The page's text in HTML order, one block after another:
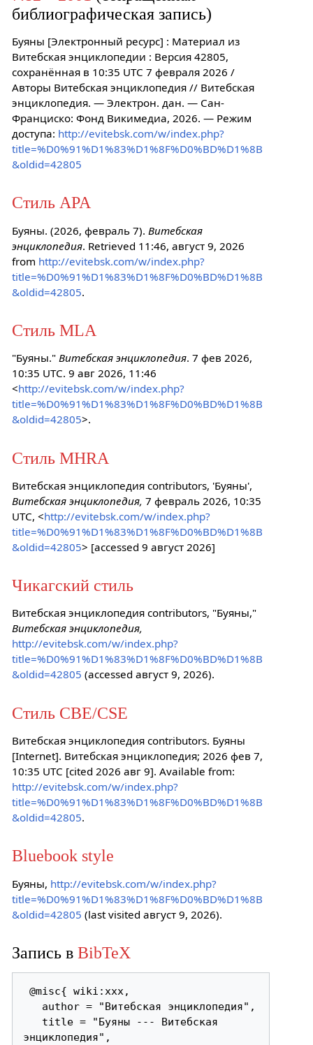
библиографическая запись)
Буяны [Электронный ресурс] : Материал из
Витебская энциклопедии : Версия 42805,
сохранённая в 10:35 UTC 7 февраля 2026 /
Авторы Витебская энциклопедия // Витебская
энциклопедия. — Электрон. дан. — Сан-
Франциско: Фонд Викимедиа, 2026. — Режим
доступа: http://evitebsk.com/w/index.php?
title=%D0%91%D1%83%D1%8F%D0%BD%D1%8B
&oldid=42805
Стиль APA
Буяны. (2026, февраль 7). Витебская
энциклопедия. Retrieved 11:46, август 9, 2026
from http://evitebsk.com/w/index.php?
title=%D0%91%D1%83%D1%8F%D0%BD%D1%8B
&oldid=42805.
Стиль MLA
"Буяны." Витебская энциклопедия. 7 фев 2026,
10:35 UTC. 9 авг 2026, 11:46
<http://evitebsk.com/w/index.php?
title=%D0%91%D1%83%D1%8F%D0%BD%D1%8B
&oldid=42805>.
Стиль MHRA
Витебская энциклопедия contributors, 'Буяны',
Витебская энциклопедия, 7 февраль 2026, 10:35
UTC, <http://evitebsk.com/w/index.php?
title=%D0%91%D1%83%D1%8F%D0%BD%D1%8B
&oldid=42805> [accessed 9 август 2026]
Чикагский стиль
Витебская энциклопедия contributors, "Буяны,"
Витебская энциклопедия,
http://evitebsk.com/w/index.php?
title=%D0%91%D1%83%D1%8F%D0%BD%D1%8B
&oldid=42805 (accessed август 9, 2026).
Стиль CBE/CSE
Витебская энциклопедия contributors. Буяны
[Internet]. Витебская энциклопедия; 2026 фев 7,
10:35 UTC [cited 2026 авг 9]. Available from:
http://evitebsk.com/w/index.php?
title=%D0%91%D1%83%D1%8F%D0%BD%D1%8B
&oldid=42805.
Bluebook style
Буяны, http://evitebsk.com/w/index.php?
title=%D0%91%D1%83%D1%8F%D0%BD%D1%8B
&oldid=42805 (last visited август 9, 2026).
Запись в BibTeX
@misc{ wiki:xxx,
энциклопедия",